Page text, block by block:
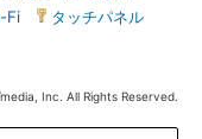
Fi タッチパネル
Inc. All Rights Reserved.